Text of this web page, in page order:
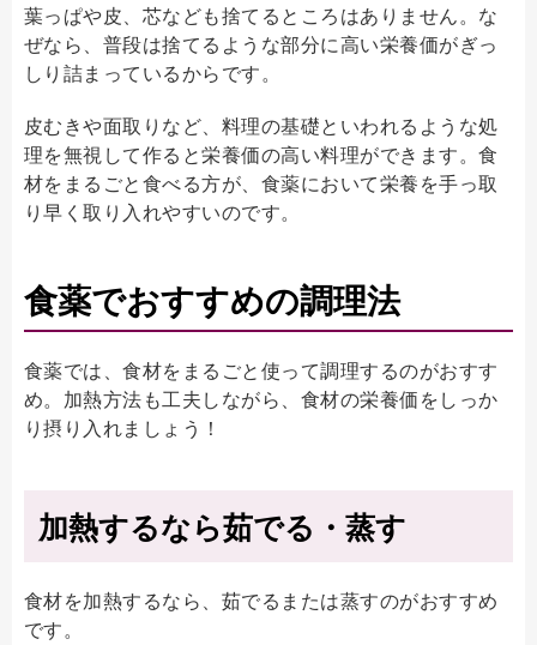
葉っぱや皮、芯なども捨てるところはありません。な
ぜなら、普段は捨てるような部分に高い栄養価がぎっ
しり詰まっているからです。
皮むきや面取りなど、料理の基礎といわれるような処
理を無視して作ると栄養価の高い料理ができます。食
材をまるごと食べる方が、食薬において栄養を手っ取
り早く取り入れやすいのです。
食薬でおすすめの調理法
食薬では、食材をまるごと使って調理するのがおすす
め。加熱方法も工夫しながら、食材の栄養価をしっか
り摂り入れましょう！
加熱するなら茹でる・蒸す
食材を加熱するなら、茹でるまたは蒸すのがおすすめ
です。